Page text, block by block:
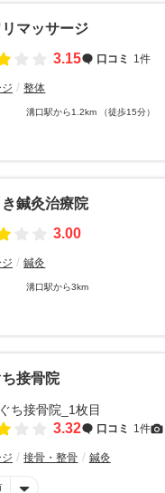
リマッサージ
3.15
口コミ 1件
整体
溝口駅から1.2km （徒歩15分）
鍼灸治療院
3.00
鍼灸
溝口駅から3km
接骨院
3.32 口コミ 1件
接骨・整骨 鍼灸